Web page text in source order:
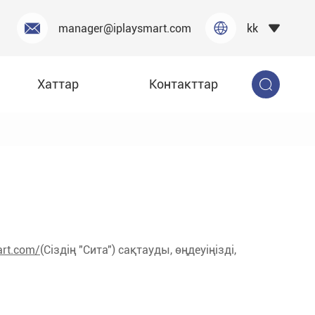
 manager@iplaysmart.com  kk 
Хаттар Контакттар 
(Сіздің "Сита") сақтауды, өңдеуіңізді,